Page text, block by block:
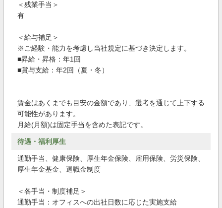
＜残業手当＞
有
＜給与補足＞
※ご経験・能力を考慮し当社規定に基づき決定します。
■昇給・昇格：年1回
■賞与支給：年2回（夏・冬）
賃金はあくまでも目安の金額であり、選考を通じて上下する
可能性があります。
月給(月額)は固定手当を含めた表記です。
待遇・福利厚生
通勤手当、健康保険、厚生年金保険、雇用保険、労災保険、
厚生年金基金、退職金制度
＜各手当・制度補足＞
通勤手当：オフィスへの出社日数に応じた実施支給